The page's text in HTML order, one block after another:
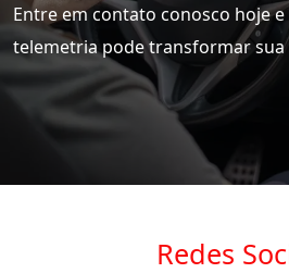
Entre em contato conosco hoje
telemetria pode transformar sua
Redes